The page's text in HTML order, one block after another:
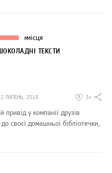
#місця
ТЕКСТИ
ЛИПЕНЬ, 2018 3+
у компанії друзів
своєї домашньої бібліотечки,